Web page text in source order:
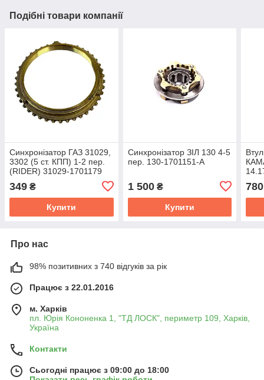
Подібні товари компанії
Синхронізатор ГАЗ 31029,
3302 (5 ст. КПП) 1-2 пер.
(RIDER) 31029-1701179
349 ₴
Купити
Синхронізатор ЗІЛ 130 4-5
пер. 130-1701151-А
1 500₴
Купити
780
Про нас
98% позитивних з 740 відгуків за рік
Працює з 22.01.2016
м. Харків
пл. Юрія Кононенка 1, "ТД ЛОСК", периметр 109, Харків,
Україна
Контакти
Сьогодні працює з 09:00 до 18:00